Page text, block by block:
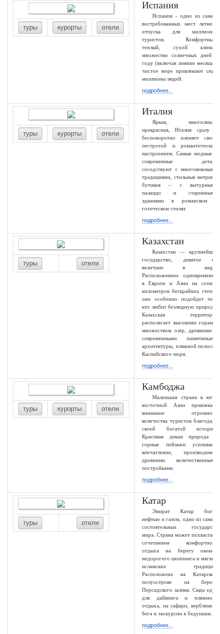
туры курорты отели
Испания
Испания - одно из самых
востребованных мест летнего
отпуска для миллионов
туристов. Комфортный,
теплый, сухой климат,
множество солнечных дней в
году (включая зимние месяцы),
чистое море привлекают сюда
миллионы людей.
подробнее...
туры курорты отели
Италия
Яркая, многоликая,
прекрасная, Италия сразу и
бесповоротно пленяет своей
пестротой и романтическим
настроением. Самые модные и
современные детали
соседствуют с многовековыми
традициями, стильные витрины
бутиков – с вычурными
палаццо и старинными
зданиями в романском и
готическом стилях
подробнее...
туры отели
Казахстан
Казахстан — крупнейшее
государство, девятое по
величине в мире.
Расположенное одновременно
в Европе и Азии на сотнях
километров бескрайних степей
оно особенно подойдет тем,
кто любит безлюдную природу.
Казахская территория
располагает высокими горами,
множеством озер, древними и
современными памятниками
архитектуры, пляжной полосой
Каспийского моря.
подробнее...
туры курорты отели
Камбоджа
Маленькая страна в юго-
восточной Азии привлекает
внимание огромного
количества туристов благодаря
своей богатой истории.
Красивая дикая природа и
горные пейзажи усиливают
впечатление, производимое
древними величественными
постройками.
подробнее...
туры отели
Катар
Эмират Катар богат
нефтью и газом, одно из самых
состоятельных государств
мира. Страна может похвастать
сочетанием комфортного
отдыха на берегу океана,
недорогого шоппинга и мягких
исламских традиций.
Расположена на Катарском
полуострове на берегу
Персидского залива. Сюда едут
для дайвинга и пляжного
отдыха, на сафари, верблюжьи
бега и экскурсии к бедуинам.
подробнее...